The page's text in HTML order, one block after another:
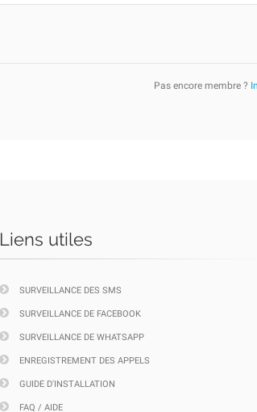
Pas encore membre ?
Liens utiles
SURVEILLANCE DES SMS
SURVEILLANCE DE FACEBOOK
SURVEILLANCE DE WHATSAPP
ENREGISTREMENT DES APPELS
GUIDE D'INSTALLATION
FAQ / AIDE